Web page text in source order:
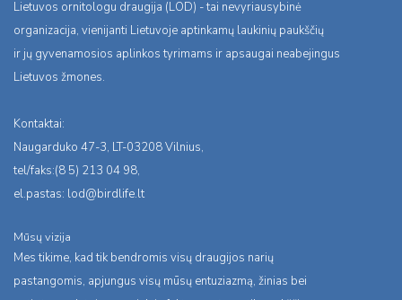
Lietuvos ornitologu draugija (LOD) - tai nevyriausybinė
organizacija, vienijanti Lietuvoje aptinkamų laukinių paukščių
ir jų gyvenamosios aplinkos tyrimams ir apsaugai neabejingus
Lietuvos žmones.
Kontaktai:
Naugarduko 47-3, LT-03208 Vilnius,
tel/faks:(8 5) 213 04 98,
el.pastas: lod@birdlife.lt
Mūsų vizija
Mes tikime, kad tik bendromis visų draugijos narių
pastangomis, apjungus visų mūsų entuziazmą, žinias bei